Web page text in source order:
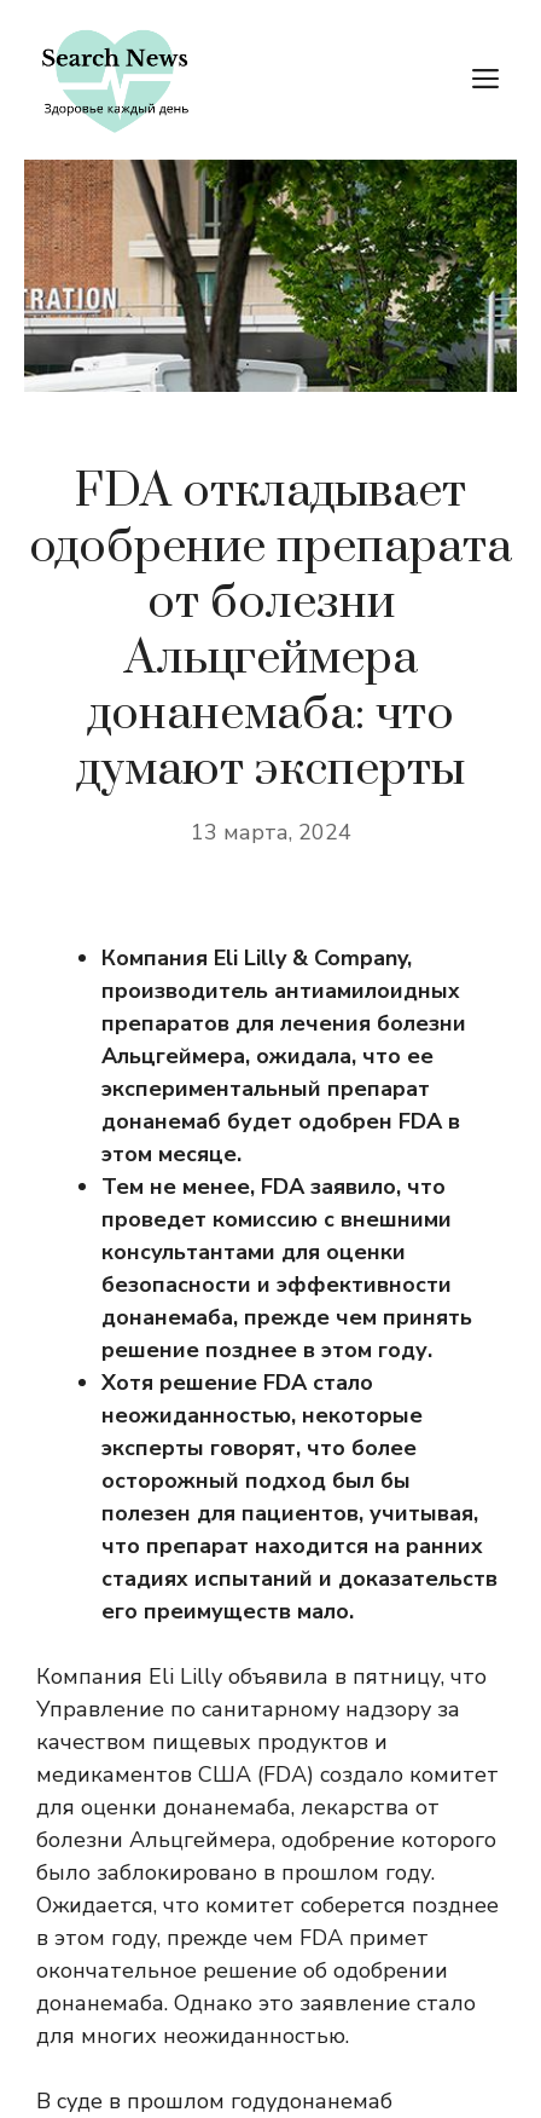
содержимому
FDA откладывает
одобрение препарата
от болезни
Альцгеймера
донанемаба: что
думают эксперты
13 марта, 2024
Компания Eli Lilly & Company,
производитель антиамилоидных
препаратов для лечения болезни
Альцгеймера, ожидала, что ее
экспериментальный препарат
донанемаб будет одобрен FDA в
этом месяце.
Тем не менее, FDA заявило, что
проведет комиссию с внешними
консультантами для оценки
безопасности и эффективности
донанемаба, прежде чем принять
решение позднее в этом году.
Хотя решение FDA стало
неожиданностью, некоторые
эксперты говорят, что более
осторожный подход был бы
полезен для пациентов, учитывая,
что препарат находится на ранних
стадиях испытаний и доказательств
его преимуществ мало.
Компания Eli Lilly объявила в пятницу, что
Управление по санитарному надзору за
качеством пищевых продуктов и
медикаментов США (FDA) создало комитет
для оценки донанемаба, лекарства от
болезни Альцгеймера, одобрение которого
было заблокировано в прошлом году.
Ожидается, что комитет соберется позднее
в этом году, прежде чем FDA примет
окончательное решение об одобрении
донанемаба. Однако это заявление стало
для многих неожиданностью.
В суде в прошлом годудонанемаб